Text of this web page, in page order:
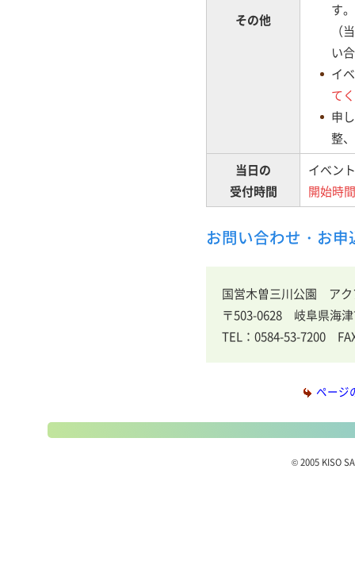
その他
す。
（
い
イ
て
申
整
当日の
受付時間
イベン
開始時
お問い合わせ・お申
国営木曽三川公園 アク
〒503-0628 岐阜県海
TEL：0584-53-7200
ページ
© 2005 KISO